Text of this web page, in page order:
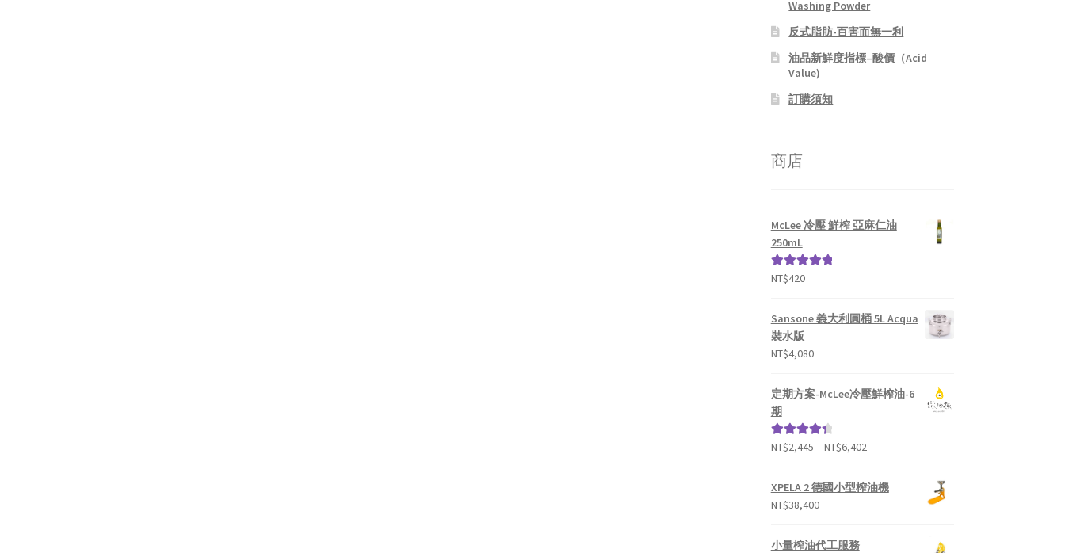
Washing Powder
反式脂肪-百害而無一利
油品新鮮度指標–酸價（Acid
Value)
訂購須知
商店
McLee 冷壓 鮮榨 亞麻仁油
250mL
評分5.00
NT$420
Sansone 義大利圓桶 5L Acqua
裝水版
NT$4,080
定期方案-McLee冷壓鮮榨油-6
期
評分 4.50
NT$2,445 – NT$6,402
XPELA 2 德國小型榨油機
NT$38,400
小量榨油代工服務